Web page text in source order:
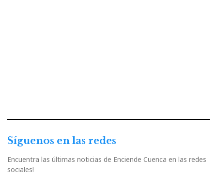
Síguenos en las redes
Encuentra las últimas noticias de Enciende Cuenca en las redes
sociales!